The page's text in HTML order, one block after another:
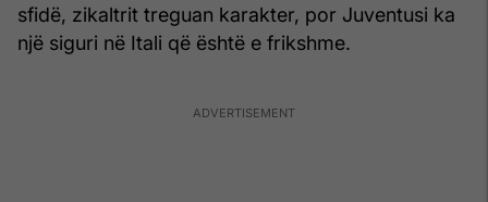
sfidë, zikaltrit treguan karakter, por Juventusi ka
një siguri në Itali që është e frikshme.